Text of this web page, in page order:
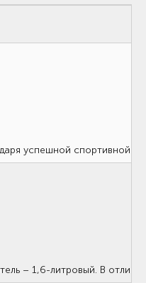
успешной спортивной
– 1,6-литровый. В